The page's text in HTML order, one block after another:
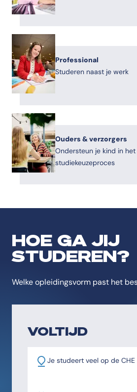
Professional
Studeren naast je werk
Ouders & verzorgers
Ondersteun je kind in het
studiekeuzeproces
HOE GA JIJ
STUDEREN?
Welke opleidingsvorm past het
VOLTIJD
Je studeert veel op de CHE